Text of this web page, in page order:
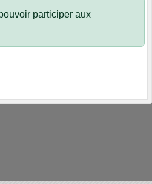
participer aux